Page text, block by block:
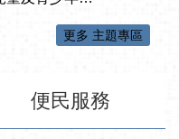
更多 主題專區
便民服務